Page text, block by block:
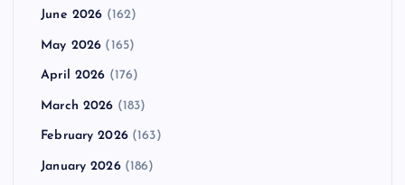
June 2026 (162)
May 2026 (165)
April 2026 (176)
March 2026 (183)
February 2026(163)
January 2026(186)